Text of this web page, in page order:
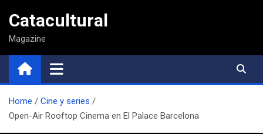
contenido
Catacultural
Magazine
Home
Cine y series
Open-Air Rooftop Cinema en El Palace Barcelona